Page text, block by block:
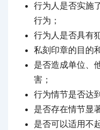
行为人是否实施
行为；
行为人是否具有
私刻印章的目的
是否造成单位、
害；
行为情节是否达
是否存在情节显
是否可以适用不